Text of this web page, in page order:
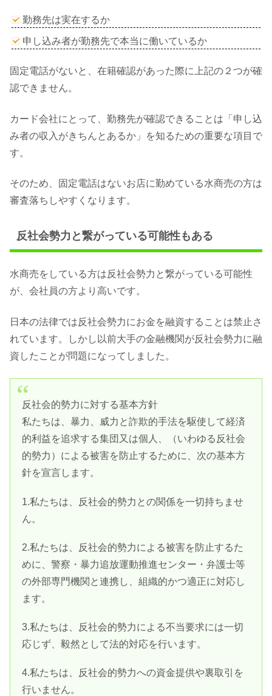
勤務先は実在するか
申し込み者が勤務先で本当に働いているか
固定電話がないと、在籍確認があった際に上記の２つが確
認できません。
カード会社にとって、勤務先が確認できることは「申し込
み者の収入がきちんとあるか」を知るための重要な項目で
す。
そのため、固定電話はないお店に勤めている水商売の方は
審査落ちしやすくなります。
反社会勢力と繋がっている可能性もある
水商売をしている方は反社会勢力と繋がっている可能性
が、会社員の方より高いです。
日本の法律では反社会勢力にお金を融資することは禁止さ
れています。しかし以前大手の金融機関が反社会勢力に融
資したことが問題になってしました。
反社会的勢力に対する基本方針
私たちは、暴力、威力と詐欺的手法を駆使して経済
的利益を追求する集団又は個人、（いわゆる反社会
的勢力）による被害を防止するために、次の基本方
針を宣言します。
1.私たちは、反社会的勢力との関係を一切持ちませ
ん。
2.私たちは、反社会的勢力による被害を防止するた
めに、警察・暴力追放運動推進センター・弁護士等
の外部専門機関と連携し、組織的かつ適正に対応し
ます。
3.私たちは、反社会的勢力による不当要求には一切
応じず、毅然として法的対応を行います。
4.私たちは、反社会的勢力への資金提供や裏取引を
行いません。